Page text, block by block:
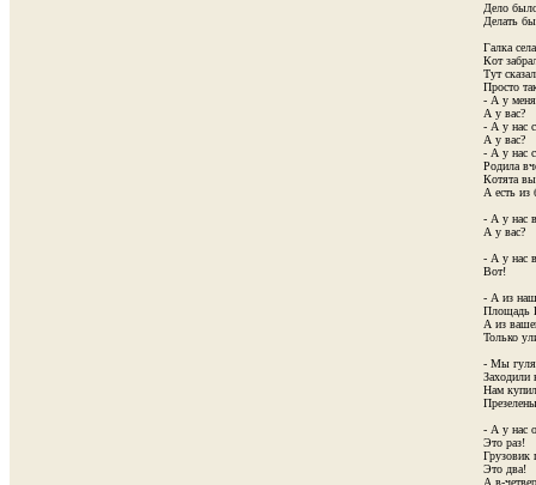
Дело
Делать
Галка
Кот
Тут
Просто
- А у меня
А у вас?
- А у нас
А у вас?
- А у нас
Родила
Котята
А есть из
- А у нас
А у вас?
- А у нас
Вот!
- А из
Площадь
А из
Только
- Мы
Заходили
Нам
- А у нас
Это раз!
Грузовик
Это два!
А в-